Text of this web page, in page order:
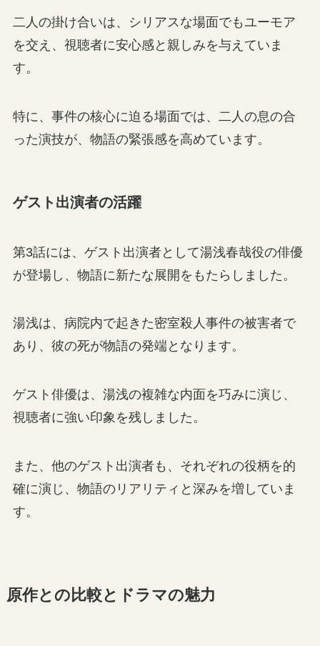
二人の掛け合いは、シリアスな場面でもユーモア
を交え、視聴者に安心感と親しみを与えていま
す。
特に、事件の核心に迫る場面では、二人の息の合
った演技が、物語の緊張感を高めています。
ゲスト出演者の活躍
第3話には、ゲスト出演者として湯浅春哉役の俳優
が登場し、物語に新たな展開をもたらしました。
湯浅は、病院内で起きた密室殺人事件の被害者で
あり、彼の死が物語の発端となります。
ゲスト俳優は、湯浅の複雑な内面を巧みに演じ、
視聴者に強い印象を残しました。
また、他のゲスト出演者も、それぞれの役柄を的
確に演じ、物語のリアリティと深みを増していま
す。
原作との比較とドラマの魅力